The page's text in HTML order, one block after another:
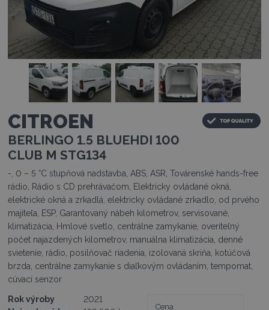
1 1 1 1 1
CITROEN
BERLINGO 1.5 BLUEHDI 100
CLUB M STG134
-, 0 – 5 °C stupňová nadstavba, ABS, ASR, Továrenské hands-free
rádio, Rádio s CD prehrávačom, Elektricky ovládané okná,
elektrické okná a zrkadlá, elektricky ovládané zrkadlo, od prvého
majiteľa, ESP, Garantovaný nábeh kilometrov, servisované,
klimatizácia, Hmlové svetlo, centrálne zamykanie, overiteľný
počet najazdených kilometrov, manuálna klimatizácia, denné
svietenie, rádio, posilňovač riadenia, izolovaná skriňa, kotúčová
brzda, centrálne zamykanie s diaľkovým ovládaním, tempomat,
cúvací senzor
Rok výroby
2021
Cena